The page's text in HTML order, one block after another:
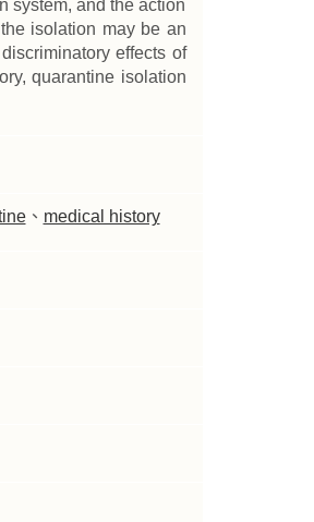
system, and the action
isolation may be an
effects of
quarantine isolation
、 medical history